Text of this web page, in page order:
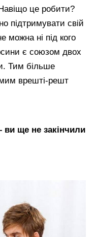
це робити?
підтримувати свій
можна ні під кого
є союзом двох
Тим більше
врешті-решт
ще не закінчили